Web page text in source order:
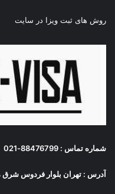
روش های ثبت ویزا در سایت
شماره تماس : 88476799-021
آدرس : تهران بلوار فردوس شرق